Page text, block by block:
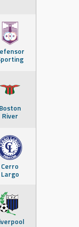
Boston
River
Cerro
Largo